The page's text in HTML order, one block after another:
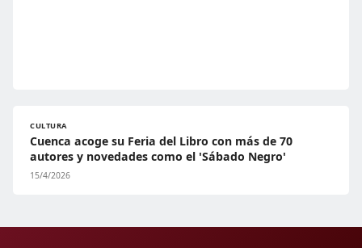
CULTURA
Cuenca acoge su Feria del Libro con más de 70
autores y novedades como el 'Sábado Negro'
15/4/2026